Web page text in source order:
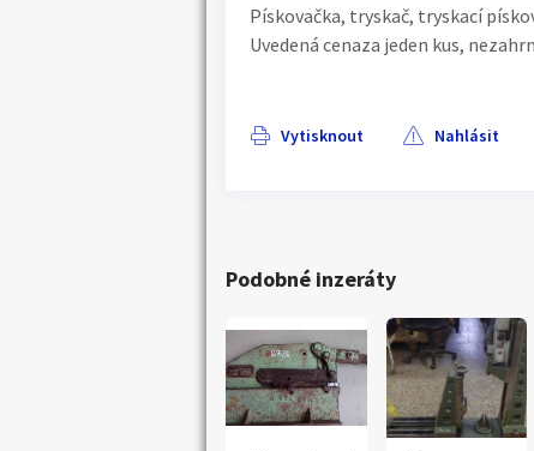
Pískovačka, tryskač, tryskací
Uvedená cenaza jeden kus,
Vytisknout Nahlásit
Podobné inzeráty